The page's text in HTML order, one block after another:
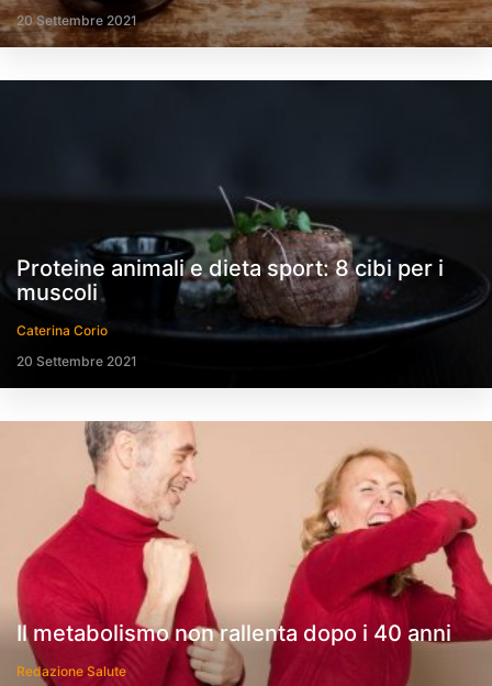
20 Settembre 2021
Proteine animali e dieta sport: 8 cibi per i
muscoli
Caterina Corio
20 Settembre 2021
Il metabolismo non rallenta dopo i 40 anni
Redazione Salute